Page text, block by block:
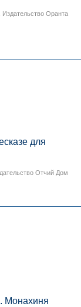
Издательство Оранта
для
Отчий Дом
Монахиня